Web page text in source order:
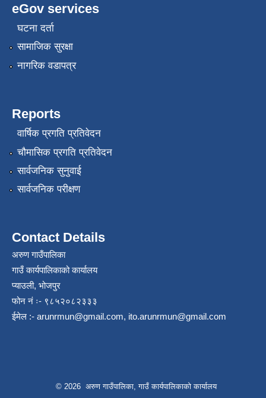
eGov services
घटना दर्ता
सामाजिक सुरक्षा
नागरिक वडापत्र
Reports
वार्षिक प्रगति प्रतिवेदन
चौमासिक प्रगति प्रतिवेदन
सार्वजनिक सुनुवाई
सार्वजनिक परीक्षण
Contact Details
अरुण गाउँपालिका
गाउँ कार्यपालिकाको कार्यालय
प्याउली, भोजपुर
फोन नं ः- ९८५२०८२३३३
ईमेल :- arunrmun@gmail.com, ito.arunrmun@gmail.com
© 2026 अरुण गाउँपालिका, गाउँ कार्यपालिकाको कार्यालय